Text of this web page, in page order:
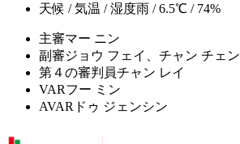
天候 / 気温 / 湿度雨 / 6.5℃ / 74%
主審マー ニン
副審ジョウ フェイ、チャン チェン
第４の審判員チャン レイ
VARフー ミン
AVAR ドゥ ジェンシン